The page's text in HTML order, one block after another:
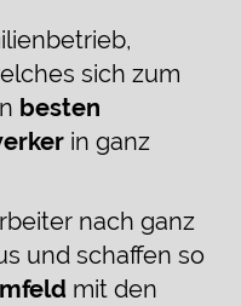
sich zum
besten
in ganz
nach ganz
und schaffen so
mit den